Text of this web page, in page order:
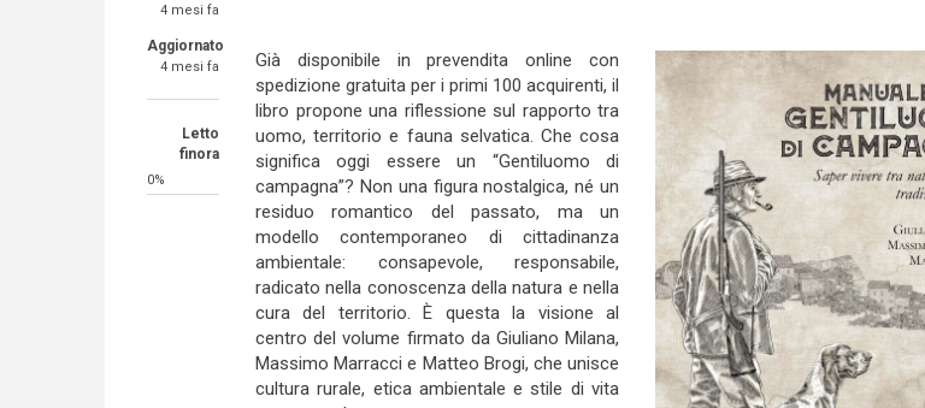
4 mesi fa
Aggiornato
4 mesi fa
Letto
finora
0%
Già disponibile in prevendita online con
spedizione gratuita per i primi 100 acquirenti, il
libro propone una riflessione sul rapporto tra
uomo, territorio e fauna selvatica. Che cosa
significa oggi essere un “Gentiluomo di
campagna”? Non una figura nostalgica, né un
residuo romantico del passato, ma un
modello contemporaneo di cittadinanza
ambientale: consapevole, responsabile,
radicato nella conoscenza della natura e nella
cura del territorio. È questa la visione al
centro del volume firmato da Giuliano Milana,
Massimo Marracci e Matteo Brogi, che unisce
cultura rurale, etica ambientale e stile di vita